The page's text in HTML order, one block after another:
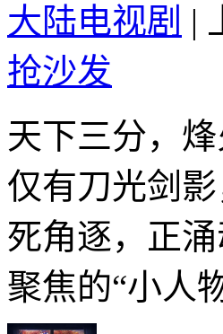
大陆电视剧 |
抢沙发
天下三分，
仅有刀光剑
死角逐，正
聚焦的“小